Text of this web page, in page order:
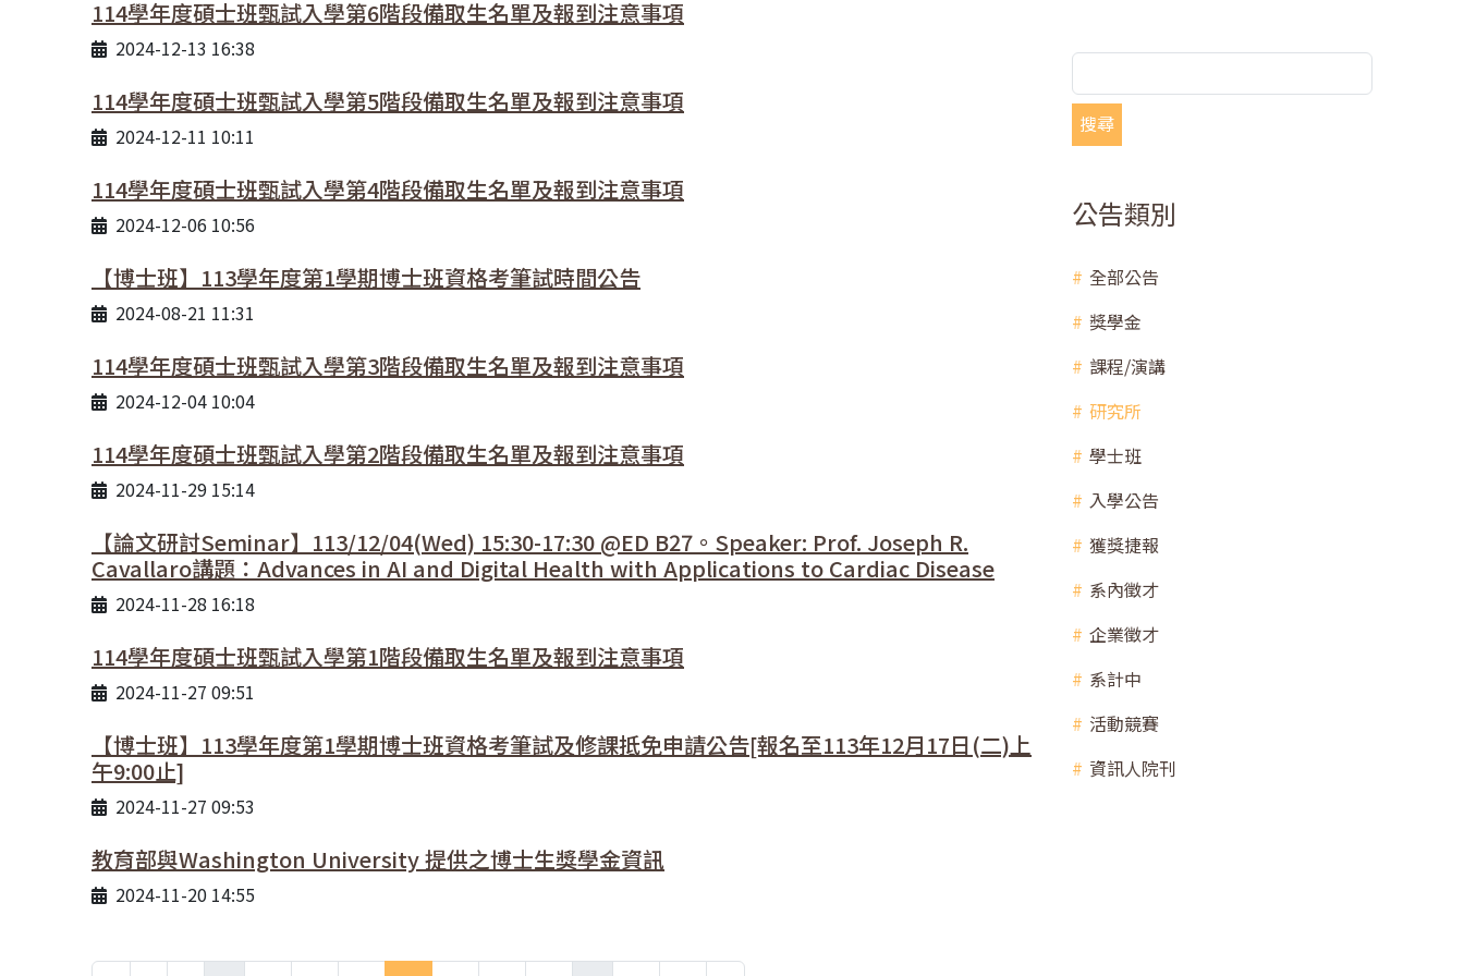
114學年度碩士班甄試入學第6階段備取生名單及報到注意事項
2024-12-13 16:38
114學年度碩士班甄試入學第5階段備取生名單及報到注意事項
2024-12-11 10:11
114學年度碩士班甄試入學第4階段備取生名單及報到注意事項
2024-12-06 10:56
【博士班】113學年度第1學期博士班資格考筆試時間公告
2024-08-21 11:31
114學年度碩士班甄試入學第3階段備取生名單及報到注意事項
2024-12-04 10:04
114學年度碩士班甄試入學第2階段備取生名單及報到注意事項
2024-11-29 15:14
【論文研討Seminar】113/12/04(Wed) 15:30-17:30 @ED B27。Speaker: Prof. Joseph R.
Cavallaro講題：Advances in AI and Digital Health with Applications to Cardiac Disease
2024-11-28 16:18
114學年度碩士班甄試入學第1階段備取生名單及報到注意事項
2024-11-27 09:51
【博士班】113學年度第1學期博士班資格考筆試及修課抵免申請公告[報名至113年12月17日(二)上
午9:00止]
2024-11-27 09:53
教育部與Washington University 提供之博士生獎學金資訊
2024-11-20 14:55
搜尋
公告類別
全部公告
獎學金
課程/演講
研究所
學士班
入學公告
獲獎捷報
系內徵才
企業徵才
系計中
活動競賽
資訊人院刊